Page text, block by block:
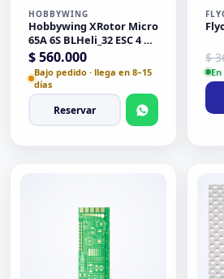
HOBBYWING
Hobbywing XRotor Micro
65A 6S BLHeli_32 ESC 4 en
1 - 30x30
$560.000
Bajo pedido · llega en 8–15
días
Reservar
$
El
El